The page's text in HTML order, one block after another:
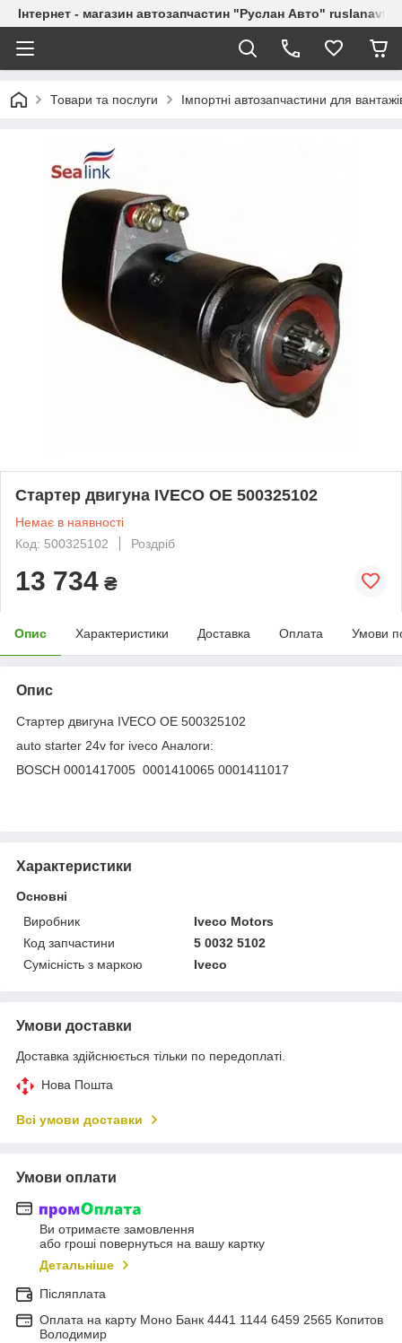
Інтернет - магазин автозапчастин "Руслан Авто"
Товари та послуги Імпортні автозапчастини для
Стартер двигуна IVECO ОЕ 500325102
Немає в наявності
Код: 500325102
Роздріб
13 734 ₴
Опис Характеристики Доставка Оплата Умови
Опис
Стартер двигуна IVECO ОЕ 500325102
auto starter 24v for iveco Аналоги:
BOSCH 0001417005 0001410065 0001411017
Характеристики
Основні
Виробник
Iveco Motors
Код запчастини
5 0032 5102
Сумісність з маркою
Iveco
Умови доставки
Доставка здійснюється тільки по передоплаті.
Нова Пошта
Всі умови доставки
Умови оплати
Ви отримаєте замовлення
або гроші повернуться на вашу картку
Детальніше
Післяплата
Оплата на карту Моно Банк 4441 1144 6459 2565 Копитов
Володимир